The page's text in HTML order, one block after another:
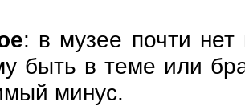
: в музее почти
быть в теме или
минус.